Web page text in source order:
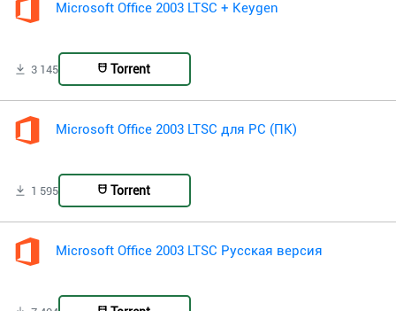
Microsoft Office 2003 LTSC + Keygen
3 145 Torrent
Microsoft Office 2003 LTSC для PC (ПК)
1 595 Torrent
Microsoft Office 2003 LTSC Русская версия